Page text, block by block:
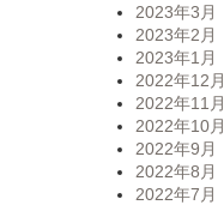
2023年3月
2023年2月
2023年1月
2022年12月
2022年11月
2022年10月
2022年9月
2022年8月
2022年7月